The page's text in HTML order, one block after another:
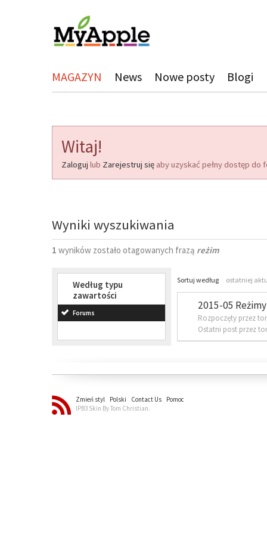
MAGAZYN News Nowe posty Blogi
Witaj!
Zaloguj lub Zarejestruj się aby uzyskać pełny dostęp do
Wyniki wyszukiwania
1 wyników zostało otagowanych frazą reżim
Według typu
zawartości
Forums
Sortuj według ostatniej
2015-05
Rozpoczęty przez
Ostatni post przez
Zmień styl Polski Contact Us
Pomoc
IPB3 Skin By Tom Christian.